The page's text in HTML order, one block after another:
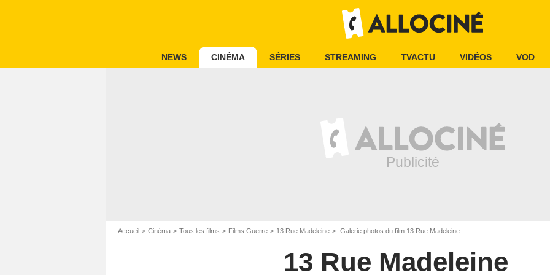
NEWS CINÉMA SÉRIES STREAMING TVACTU VIDÉOS VOD
Accueil Cinéma Tous les films Films Guerre 13 Rue Madeleine Galerie photos du film 13 Rue Madeleine
13 Rue Madeleine